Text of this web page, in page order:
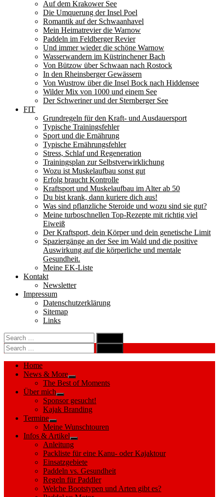
Auf dem Krakower See
Die Umquerung der Insel Poel
Romantik auf der Schwaanhavel
Mein Heimatrevier die Warnow
Paddeln im Feldberger Revier
Und immer wieder die schöne Warnow
Wasserwandern im Küstrinchener Bach
Von Bützow über Schwaan nach Rostock
In den Rheinsberger Gewässern
Von Wustrow über die Insel Bock nach Hiddensee
Wilder Mix von 1000 und einem See
Der Schweriner und der Sternberger See
FIT
Grundregeln für den Kraft- und Ausdauersport
Typische Trainingsfehler
Sport und die Ernährung
Typische Ernährungsfehler
Stress, Schlaf und Regeneration
Trainingsplan zur Selbstverwirklichung
Wozu ist Muskelaufbau sonst gut
Erfolg braucht Kontrolle
Kraftsport und Muskelaufbau im Alter ab 50
Du bist krank, dann kuriere dich aus!
Was sind pflanzliche Steroide und wozu sind sie gut?
Meine turboschnellen Top-Rezepte mit richtig viel
Eiweiß
Der Kraftsport, dein Körper und dein genetische Limit
Spaziergänge an der See im Wald und die positive
Auswirkung auf die körperliche und mentale
Gesundheit.
Meine EK-Liste
Kontakt
Newsletter
Impressum
Datenschutzerklärung
Sitemap
Links
Search
for:
Search
Search
for:
Search
Home
News & More
Show
sub
The Best of Moments
Über mich
Show
sub
menu
Sponsor gesucht!
Kajak Branding
Termine
Show
sub
menu
Meine Wunschtouren
Infos & Artikel
Show
sub
menu
Anleitung
Packliste für eine Kanu- oder Kajaktour
Einsatzgebiete
Paddeln vs. Gesundheit
Regeln für Paddler
Welche Bootstypen und Arten gibt es?